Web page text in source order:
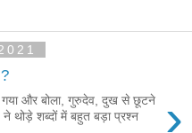
›
और बोला, गुरुदेव, दुख से छूटने
ने थोड़े शब्दों में बहुत बड़ा प्रश्न